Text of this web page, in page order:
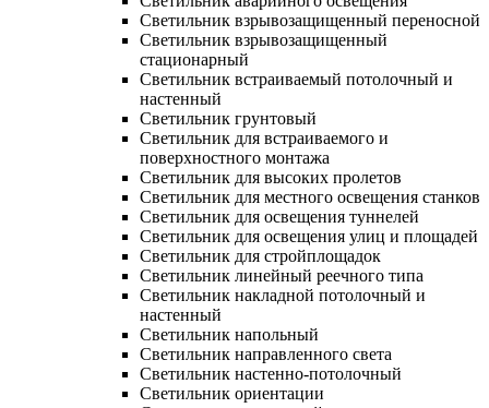
Светильник взрывозащищенный переносной
Светильник взрывозащищенный
стационарный
Светильник встраиваемый потолочный и
настенный
Светильник грунтовый
Светильник для встраиваемого и
поверхностного монтажа
Светильник для высоких пролетов
Светильник для местного освещения станков
Светильник для освещения туннелей
Светильник для освещения улиц и площадей
Светильник для стройплощадок
Светильник линейный реечного типа
Светильник накладной потолочный и
настенный
Светильник напольный
Светильник направленного света
Светильник настенно-потолочный
Светильник ориентации